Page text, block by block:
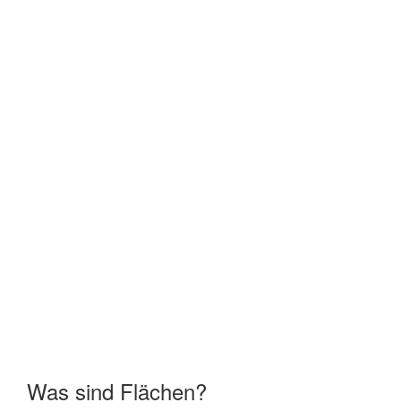
Was sind Flächen?